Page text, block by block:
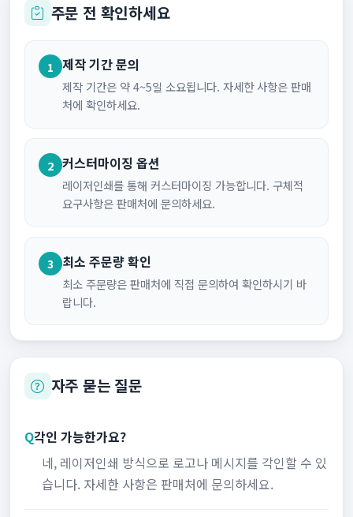
주문 전 확인하세요
1 제작 기간 문의
제작 기간은 약 4~5일 소요됩니다. 자세한 사항은 판매
처에 확인하세요.
2 커스터마이징 옵션
레이저인쇄를 통해 커스터마이징 가능합니다. 구체적
요구사항은 판매처에 문의하세요.
3 최소 주문량 확인
최소 주문량은 판매처에 직접 문의하여 확인하시기 바
랍니다.
자주 묻는 질문
Q각인 가능한가요?
네, 레이저인쇄 방식으로 로고나 메시지를 각인할 수 있
습니다. 자세한 사항은 판매처에 문의하세요.